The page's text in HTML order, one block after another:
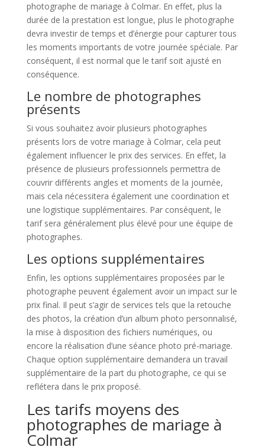
photographe de mariage à Colmar. En effet, plus la
durée de la prestation est longue, plus le photographe
devra investir de temps et d’énergie pour capturer tous
les moments importants de votre journée spéciale. Par
conséquent, il est normal que le tarif soit ajusté en
conséquence.
Le nombre de photographes
présents
Si vous souhaitez avoir plusieurs photographes
présents lors de votre mariage à Colmar, cela peut
également influencer le prix des services. En effet, la
présence de plusieurs professionnels permettra de
couvrir différents angles et moments de la journée,
mais cela nécessitera également une coordination et
une logistique supplémentaires. Par conséquent, le
tarif sera généralement plus élevé pour une équipe de
photographes.
Les options supplémentaires
Enfin, les options supplémentaires proposées par le
photographe peuvent également avoir un impact sur le
prix final. Il peut s’agir de services tels que la retouche
des photos, la création d’un album photo personnalisé,
la mise à disposition des fichiers numériques, ou
encore la réalisation d’une séance photo pré-mariage.
Chaque option supplémentaire demandera un travail
supplémentaire de la part du photographe, ce qui se
reflétera dans le prix proposé.
Les tarifs moyens des
photographes de mariage à
Colmar